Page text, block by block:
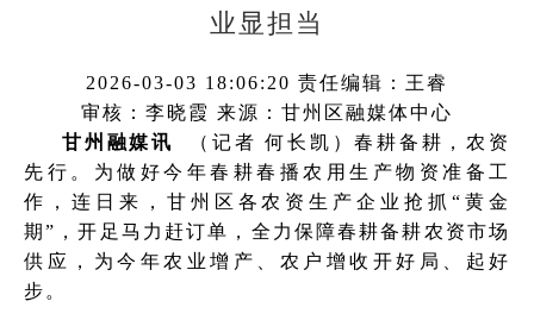
业显担当
2026-03-03 18:06:20 责任编辑：王睿
审核：李晓霞 来源：甘州区融媒体中心
甘州融媒讯
（记者 何长凯）春耕备耕，农资
先行。为做好今年春耕春播农用生产物资准备工
作，连日来，甘州区各农资生产企业抢抓“黄金
期”，开足马力赶订单，全力保障春耕备耕农资市场
供应，为今年农业增产、农户增收开好局、起好
步。